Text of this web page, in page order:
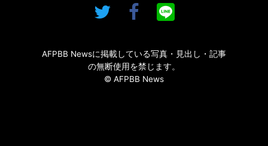
AFPBB Newsに掲載している写真・見出し・記事
の無断使用を禁じます。
© AFPBB News